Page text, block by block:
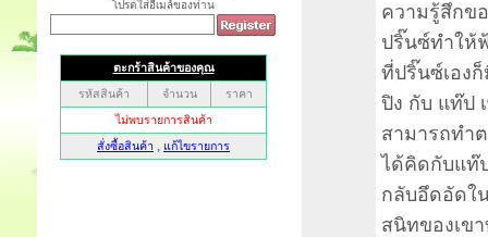
โปรดใส่อีเมล์ของท่าน
ความรู้สึกข
ปริ๊นซ์ทำให้
ที่ปริ๊นซ์เอง
ปิง กับ แท๊ป
สามารถทำ
ได้คิดกับแท๊
กลับอึดอัดใ
สนิทของเขา